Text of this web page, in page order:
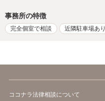
事務所の特徴
完全個室で相談 近隣駐車場あり
ココナラ法律相談について